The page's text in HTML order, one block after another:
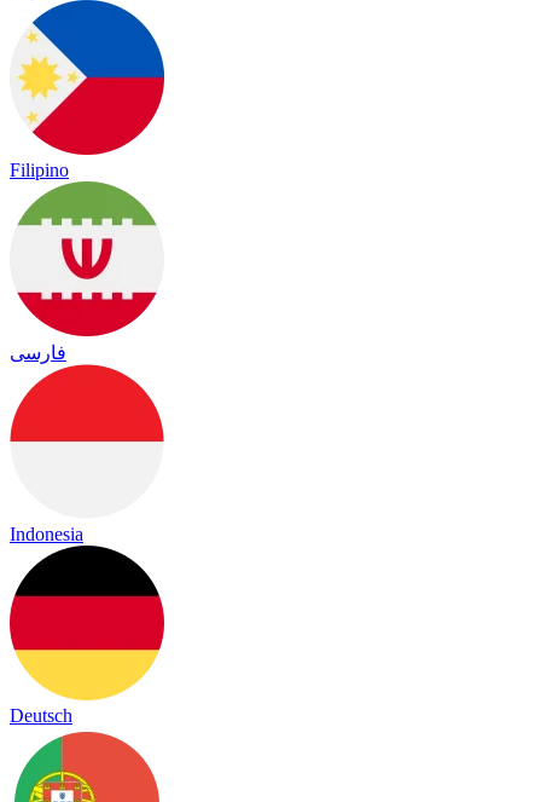
Filipino
فارسی
Indonesia
Deutsch